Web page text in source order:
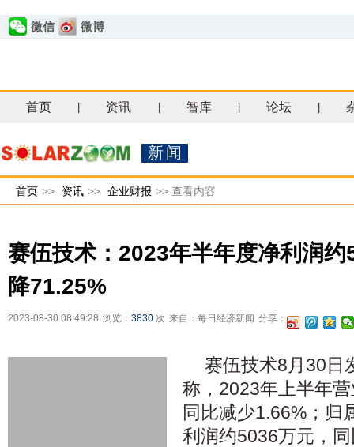
微信 微博
首页 资讯 智库 论坛
新闻
首页 >> 资讯 >> 企业财报 >> 查看内容
赛伍技术：2023年半年度净利润
降71.25%
2023-08-30 08:49:28 浏览： 3830 次 来自：每日经济新闻 分享：
赛伍技术8月30日
称，2023年上半年
同比减少1.66%；归
利润约5036万元，